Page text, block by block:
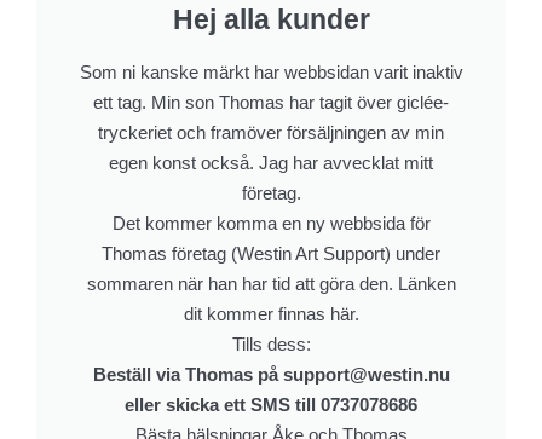
Hej alla kunder
Som ni kanske märkt har webbsidan varit inaktiv
ett tag. Min son Thomas har tagit över giclée-
tryckeriet och framöver försäljningen av min
egen konst också. Jag har avvecklat mitt
företag.
Det kommer komma en ny webbsida för
Thomas företag (Westin Art Support) under
sommaren när han har tid att göra den. Länken
dit kommer finnas här.
Tills dess:
Beställ via Thomas på support@westin.nu
eller skicka ett SMS till 0737078686
Bästa hälsningar Åke och Thomas